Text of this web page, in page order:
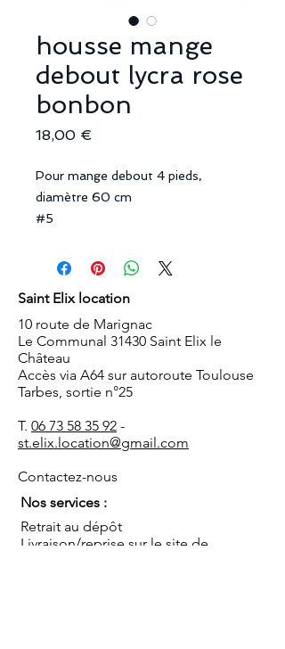
housse mange
debout lycra rose
bonbon
18,00 €
Pour mange debout 4 pieds,
diamètre 60 cm
#5
Saint Elix location
10 route de Marignac
Le Communal 31430 Saint Elix le
Château
Accès via A64 sur autoroute Toulouse
Tarbes, sortie n°25
T. 06 73 58 35 92 -
st.elix.location@gmail.com
Contactez-nous
Nos services :
Retrait au dépôt
Livraison/reprise sur le site de